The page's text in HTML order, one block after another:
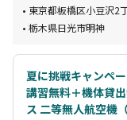
東京都板橋区小豆沢2
栃木県日光市明神
夏に挑戦キャンペ
講習無料＋機体貸
ス 二等無人航空機